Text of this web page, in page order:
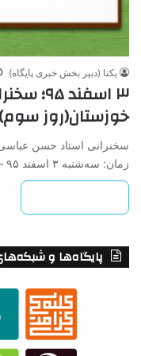
یکتا (دبیر بخش خبری پایگاه)
۳
خوزستان‌(روز سوم)
سخنرانی استاد حسن
زمان: سه‌شنبه ۳ اسفند ۹۵ – ساعت ۱۲:۴۵ مکان: اهواز،…
پایگاه‌ها و